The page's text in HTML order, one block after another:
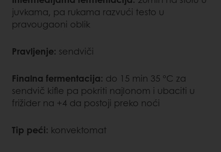
juvkama, pa rukama razvući testo u
pravougaoni oblik
Pravljenje: sendviči
Finalna fermentacija: do 15 min 35 ºC za
sendvič kifle pa pokriti najlonom i ubaciti u
frižider na +4 da postoji preko noći
Tip peći: konvektomat